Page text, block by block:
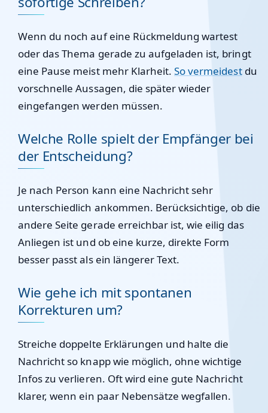
Wenn du noch auf eine Rückmeldung wartest
oder das Thema gerade zu aufgeladen ist, bringt
eine Pause meist mehr Klarheit.So vermeidestdu
vorschnelle Aussagen, die später wieder
eingefangen werden müssen.
Welche Rolle spielt der Empfänger bei
der Entscheidung?
Je nach Person kann eine Nachricht sehr
unterschiedlich ankommen. Berücksichtige, ob die
andere Seite gerade erreichbar ist, wie eilig das
Anliegen ist und ob eine kurze, direkte Form
besser passt als ein längerer Text.
Wie gehe ich mit spontanen
Korrekturen um?
Streiche doppelte Erklärungen und halte die
Nachricht so knapp wie möglich, ohne wichtige
Infos zu verlieren. Oft wird eine gute Nachricht
klarer, wenn ein paar Nebensätze wegfallen.